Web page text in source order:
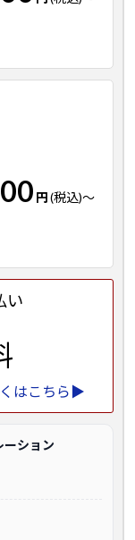
円(税込)～
い
はこちら▶
ーション